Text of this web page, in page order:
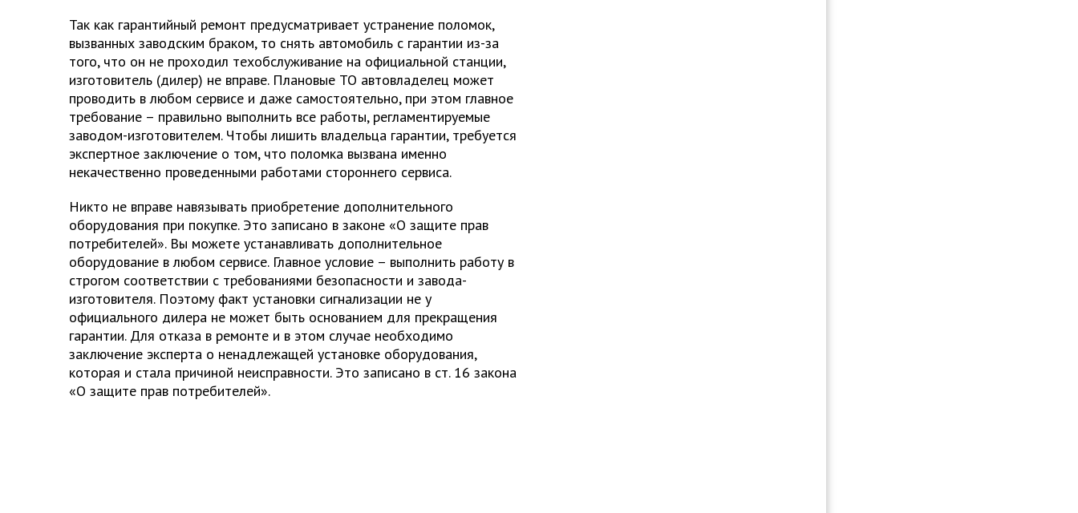
Так как гарантийный ремонт предусматривает устранение поломок,
вызванных заводским браком, то снять автомобиль с гарантии из-за
того, что он не проходил техобслуживание на официальной станции,
изготовитель (дилер) не вправе. Плановые ТО автовладелец может
проводить в любом сервисе и даже самостоятельно, при этом главное
требование – правильно выполнить все работы, регламентируемые
заводом-изготовителем. Чтобы лишить владельца гарантии, требуется
экспертное заключение о том, что поломка вызвана именно
некачественно проведенными работами стороннего сервиса.
Никто не вправе навязывать приобретение дополнительного
оборудования при покупке. Это записано в законе «О защите прав
потребителей». Вы можете устанавливать дополнительное
оборудование в любом сервисе. Главное условие – выполнить работу в
строгом соответствии с требованиями безопасности и завода-
изготовителя. Поэтому факт установки сигнализации не у
официального дилера не может быть основанием для прекращения
гарантии. Для отказа в ремонте и в этом случае необходимо
заключение эксперта о ненадлежащей установке оборудования,
которая и стала причиной неисправности. Это записано в ст. 16 закона
«О защите прав потребителей».